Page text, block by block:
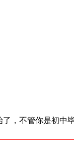
，不管你是初